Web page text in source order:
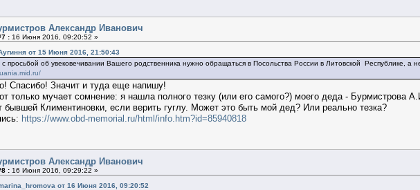
Александр Иванович
: 16 Июня 2016, 09:20:52 »
от 15 Июня 2016, 21:50:43
просьбой об увековечивании Вашего родственника нужно обращаться в Посольства России в Литовской Республике, а
Спасибо! Значит и туда еще напишу!
только мучает сомнение: я нашла полного тезку (или его самого?) моего деда - Бурмистрова
бывшей Климентиновки, если верить гуглу. Может это быть мой дед? Или реально тезка?
https://www.obd-memorial.ru/html/info.htm?id=85940818
Александр Иванович
: 16 Июня 2016, 09:29:22 »
от 16 Июня 2016, 09:20:52